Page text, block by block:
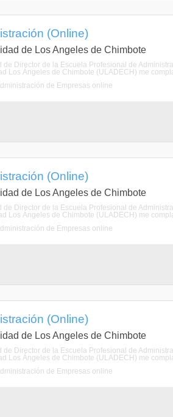
(Online)
de Los Angeles de Chimbote
de Director de la Escuela Profesional de
Los Ángeles de Chimbote (ULADECH) me
de Empresas online
(Online)
de Los Angeles de Chimbote
de Director de la Escuela Profesional de
Los Ángeles de Chimbote (ULADECH) me
de Empresas online
(Online)
de Los Angeles de Chimbote
de Director de la Escuela Profesional de
Los Ángeles de Chimbote (ULADECH) me
de Empresas online